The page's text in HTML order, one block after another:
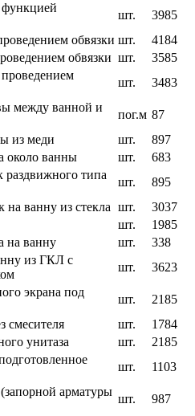
шт.
3985
обвязки шт.
4184
обвязки шт.
3585
шт.
3483
между ванной и
пог.м 87
из меди
шт.
897
около ванны
шт.
683
раздвижного типа
шт.
895
ванну из стекла шт.
3037
шт.
1985
на ванну
шт.
338
из ГКЛ с
шт.
3623
экрана под
шт.
2185
смесителя
шт.
1784
унитаза
шт.
2185
шт.
1103
(запорной арматуры
шт.
987